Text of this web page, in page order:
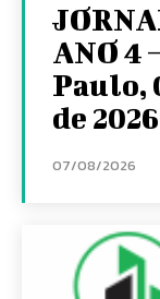
ANO 4
Paulo,
de 2026
07/08/2026